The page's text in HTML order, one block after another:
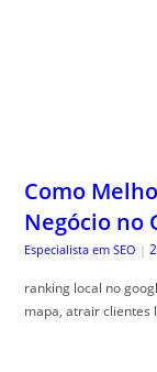
Como
Negócio no
Especialista em SEO |
ranking local no
mapa, atrair clientes